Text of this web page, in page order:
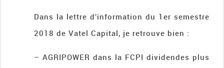
Dans la lettre d’information du 1er semestre
2018 de Vatel Capital, je retrouve bien :
– AGRIPOWER dans la FCPI dividendes plus